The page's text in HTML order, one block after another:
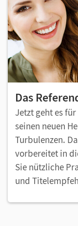
Das
Jetzt geht es
seinen neuen
Turbulenzen.
vorbereitet in
Sie nützliche
und